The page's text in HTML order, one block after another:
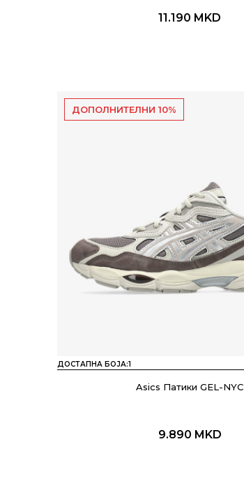
11.190 MKD
ДОПОЛНИТЕЛНИ 10%
ДОСТАПНА БОЈА:1
Asics Патики GEL-NYC
9.890 MKD